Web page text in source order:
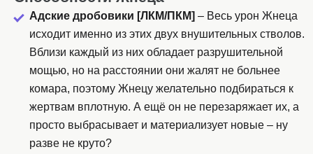
Адские дробовики [ЛКМ/ПКМ] – Весь урон Жнеца
исходит именно из этих двух внушительных стволов.
Вблизи каждый из них обладает разрушительной
мощью, но на расстоянии они жалят не больнее
комара, поэтому Жнецу желательно подбираться к
жертвам вплотную. А ещё он не перезаряжает их, а
просто выбрасывает и материализует новые – ну
разве не круто?